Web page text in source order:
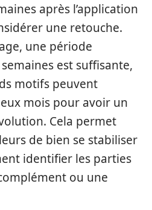
après l’application
une retouche.
une période
est suffisante,
motifs peuvent
mois pour avoir un
Cela permet
de bien se stabiliser
identifier les parties
ou une